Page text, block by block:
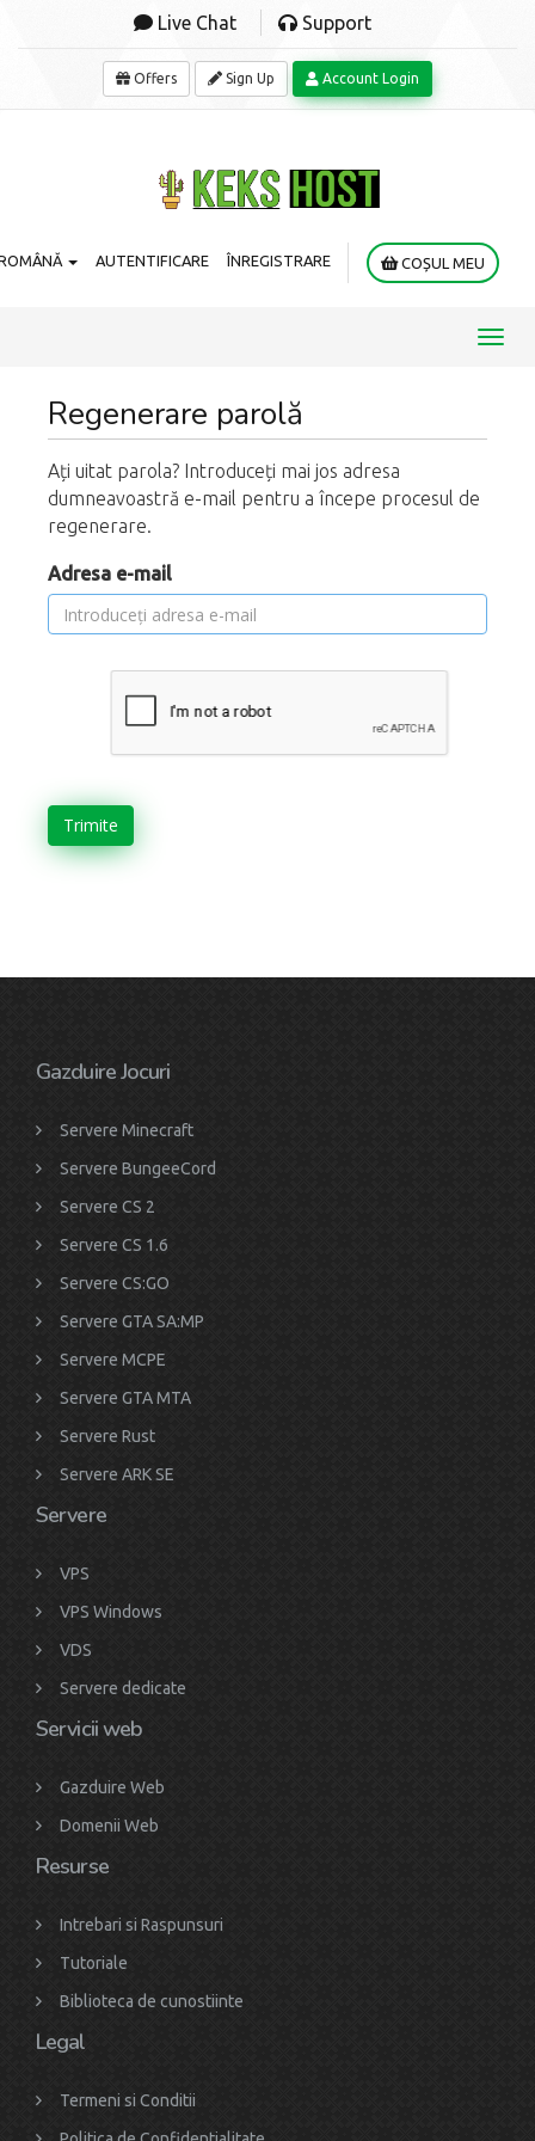
Live Chat Support
Offers Sign Up Account Login
AUTENTIFICARE ÎNREGISTRARE COȘUL MEU
Regenerare parolă
Ați uitat parola? Introduceți mai jos adresa
dumneavoastră e-mail pentru a începe procesul de
regenerare.
Adresa e-mail
Trimite
Gazduire Jocuri
Servere Minecraft
Servere BungeeCord
Servere CS 2
Servere CS 1.6
Servere CS:GO
Servere GTA SA:MP
Servere MCPE
Servere GTA MTA
Servere Rust
Servere ARK SE
Servere
VPS
VPS Windows
VDS
Servere dedicate
Servicii web
Gazduire Web
Domenii Web
Resurse
Intrebari si Raspunsuri
Tutoriale
Biblioteca de cunostiinte
Legal
Termeni si Conditii